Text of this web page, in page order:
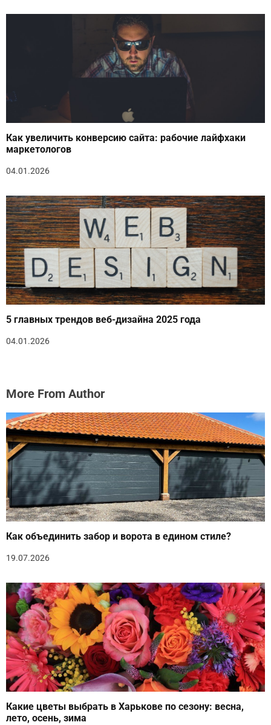
Как увеличить конверсию сайта: рабочие лайфхаки
маркетологов
04.01.2026
5 главных трендов веб-дизайна 2025 года
04.01.2026
More From Author
Как объединить забор и ворота в едином стиле?
19.07.2026
Какие цветы выбрать в Харькове по сезону: весна,
лето, осень, зима